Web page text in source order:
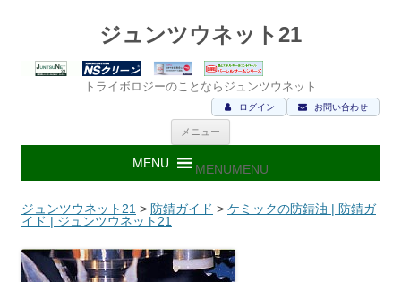
ジュンツウネット21
トライボロジーのことならジュンツウネット
お問い合わせ
ログイン
メニュー
ン
ツ
ス
キ
MENUMENU
ジュンツウネット21 > 防錆ガイド > ケミックの防錆油 | 防錆ガ
イド | ジュンツウネット21